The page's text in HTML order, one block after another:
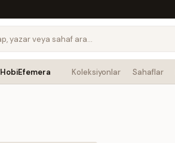
HobiEfemera Koleksiyonlar Sahaflar